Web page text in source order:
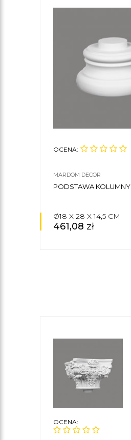
OCENA:
MARDOM DECOR
PODSTAWA
Ø18 X 28 X 14,5 CM
461,08 zł
OCENA: